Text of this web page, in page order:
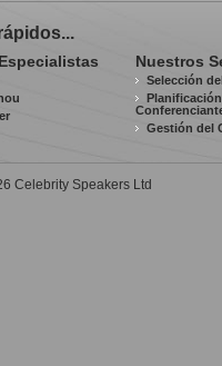
Nuestros
Selección
Gestión del
Celebrity Speakers Ltd